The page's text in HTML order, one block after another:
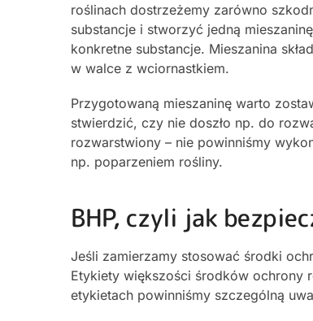
roślinach dostrzeżemy zarówno
substancje i stworzyć jedną
konkretne substancje. Mieszanina
w walce z wciornastkiem.
Przygotowaną mieszaninę warto
stwierdzić, czy nie doszło np. do
rozwarstwiony – nie powinniśmy
np. poparzeniem rośliny.
BHP, czyli jak
Jeśli zamierzamy stosować środki
Etykiety większości środków ochrony
etykietach powinniśmy szczególną